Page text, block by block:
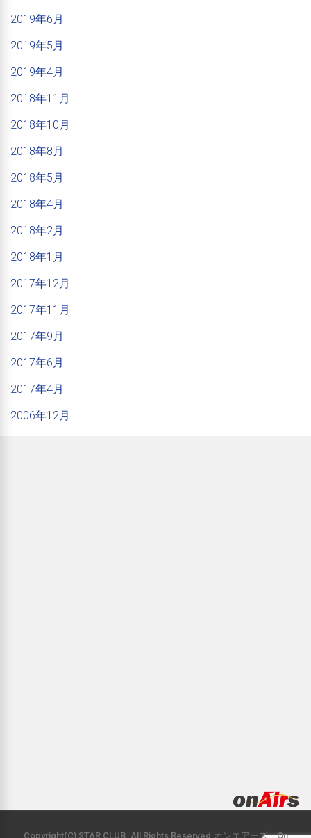
2019年6月
2019年5月
2019年4月
2018年11月
2018年10月
2018年8月
2018年5月
2018年4月
2018年2月
2018年1月
2017年12月
2017年11月
2017年9月
2017年6月
2017年4月
2006年12月
Copyright(C) STAR CLUB. All Rights Reserved.オンエアーズ On